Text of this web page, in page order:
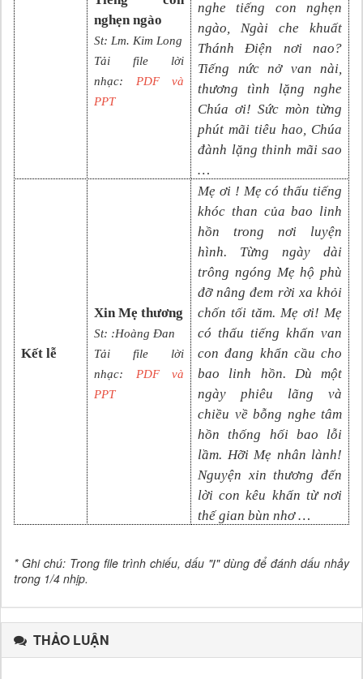
nghẹn ngào
St: Lm. Kim Long
Tải file lời
nhạc:
PDF và
PPT
nghe tiếng con nghẹn
ngào, Ngài che khuất
Thánh Điện nơi nao?
Tiếng nức nở van nài,
thương tình lặng nghe
Chúa ơi! Sức mòn từng
phút mãi tiêu hao, Chúa
đành lặng thinh mãi sao
…
Kết lễ
Xin Mẹ thương
St: :Hoàng Đan
Tải file lời
nhạc:
PDF và
PPT
Mẹ ơi ! Mẹ có thấu tiếng
khóc than của bao linh
hồn trong nơi luyện
hình. Từng ngày dài
trông ngóng Mẹ hộ phù
đỡ nâng đem rời xa khỏi
chốn tối tăm. Mẹ ơi! Mẹ
có thấu tiếng khấn van
con đang khẩn cầu cho
bao linh hồn. Dù một
ngày phiêu lãng và
chiều về bỗng nghe tâm
hồn thống hối bao lỗi
lầm. Hỡi Mẹ nhân lành!
Nguyện xin thương đến
lời con kêu khấn từ nơi
thế gian bùn nhơ …
* Ghi chú: Trong file trình chiếu, dấu "/" dùng để đánh dấu nhảy
trong 1/4 nhịp.
THẢO LUẬN